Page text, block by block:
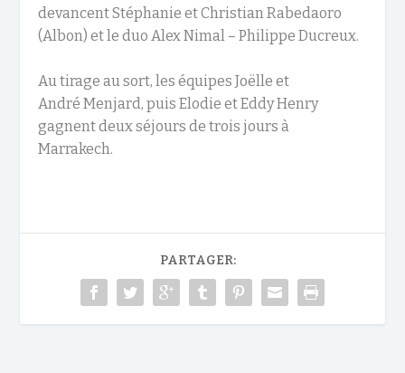
devancent Stéphanie et Christian Rabedaoro
(Albon) et le duo Alex Nimal – Philippe Ducreux.
Au tirage au sort, les équipes Joëlle et
André Menjard, puis Elodie et Eddy Henry
gagnent deux séjours de trois jours à
Marrakech.
PARTAGER: